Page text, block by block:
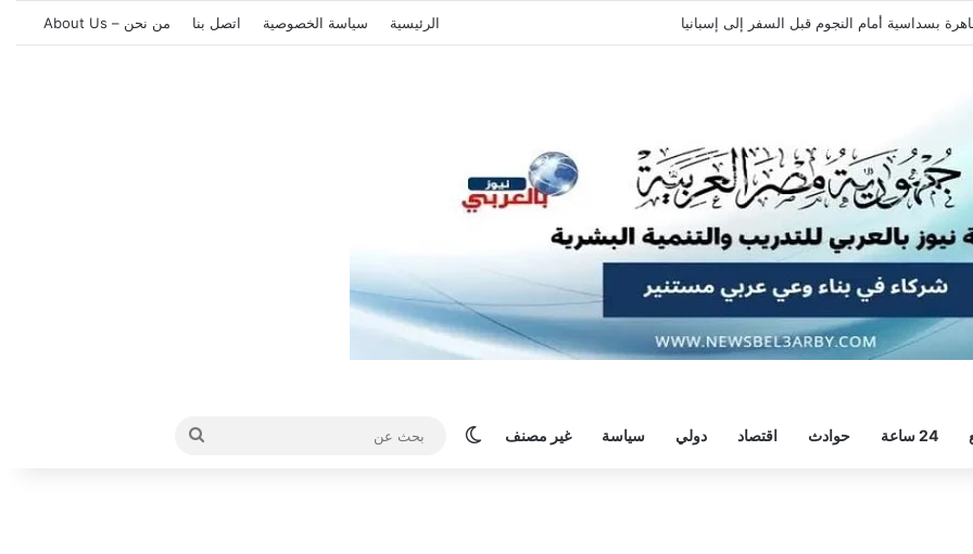
وديًا استعدادًا للموسم الجديد الرئيسية سياسة الخصوصية اتصل بنا من نحن – About Us
24 ساعة حوادث اقتصاد دولي سياسة غير مصنف الوضع المظلم
بحث